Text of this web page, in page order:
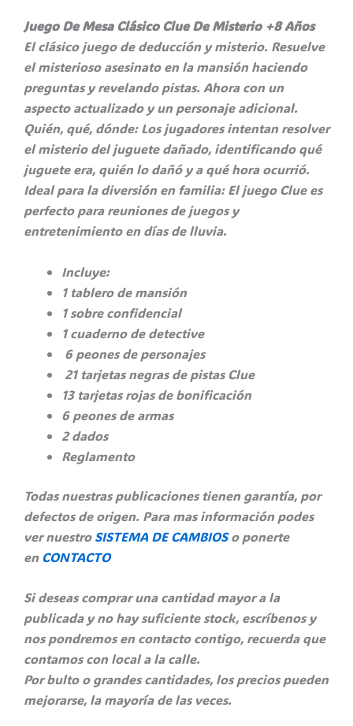
Juego De Mesa Clásico Clue De Misterio +8 Años
El clásico juego de deducción y misterio. Resuelve
el misterioso asesinato en la mansión haciendo
preguntas y revelando pistas. Ahora con un
aspecto actualizado y un personaje adicional.
Quién, qué, dónde: Los jugadores intentan resolver
el misterio del juguete dañado, identificando qué
juguete era, quién lo dañó y a qué hora ocurrió.
Ideal para la diversión en familia: El juego Clue es
perfecto para reuniones de juegos y
entretenimiento en días de lluvia.
Incluye:
1 tablero de mansión
1 sobre confidencial
1 cuaderno de detective
6 peones de personajes
21 tarjetas negras de pistas Clue
13 tarjetas rojas de bonificación
6 peones de armas
2 dados
Reglamento
Todas nuestras publicaciones tienen garantía, por
defectos de origen. Para mas información podes
ver nuestroSISTEMA DE CAMBIOS o ponerte
en CONTACTO
Si deseas comprar una cantidad mayor a la
publicada y no hay suficiente stock, escríbenos y
nos pondremos en contacto contigo, recuerda que
contamos con local a la calle.
Por bulto o grandes cantidades, los precios pueden
mejorarse, la mayoría de las veces.